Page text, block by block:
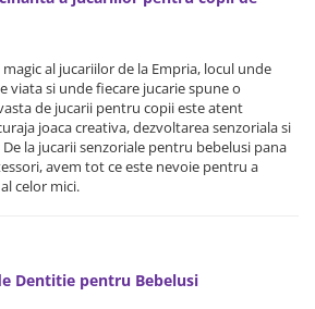
al jucariilor de la Empria, locul unde
viata si unde fiecare jucarie spune o
de jucarii pentru copii este atent
joaca creativa, dezvoltarea senzoriala si
la jucarii senzoriale pentru bebelusi pana
avem tot ce este nevoie pentru a
celor mici.
Dentitie pentru Bebelusi